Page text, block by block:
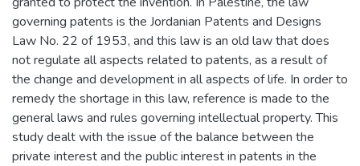
governing patents is the Jordanian Patents and Designs
Law No. 22 of 1953, and this law is an old law that does
not regulate all aspects related to patents, as a result of
the change and development in all aspects of life. In order to
remedy the shortage in this law, reference is made to the
general laws and rules governing intellectual property. This
study dealt with the issue of the balance between the
private interest and the public interest in patents in the